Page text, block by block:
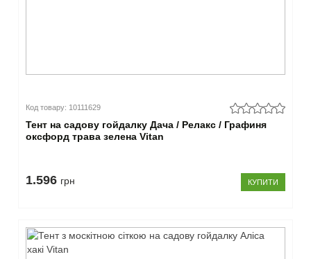
Код товару: 10111629
Тент на садову гойдалку Дача / Релакс / Графиня
оксфорд трава зелена Vitan
1.596 грн КУПИТИ